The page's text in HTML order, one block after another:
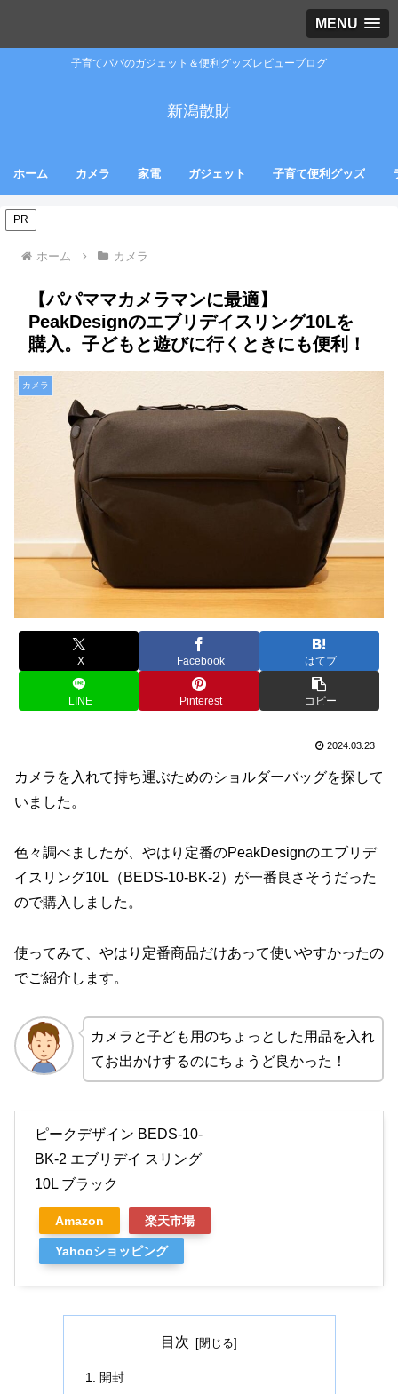
MENU
子育てパパのガジェット＆便利グッズレビューブログ
新潟散財
ホーム カメラ 家電 ガジェット 子育て便利グッズ
PR
ホーム カメラ
【パパママカメラマンに最適】
PeakDesignのエブリデイスリング10Lを
購入。子どもと遊びに行くときにも便利！
カメラ
X Facebook はてブ
LINE Pinterest コピー
2024.03.23
カメラを入れて持ち運ぶためのショルダーバッグを探して
いました。
色々調べましたが、やはり定番のPeakDesignのエブリデ
イスリング10L（BEDS-10-BK-2）が一番良さそうだった
ので購入しました。
使ってみて、やはり定番商品だけあって使いやすかったの
でご紹介します。
カメラと子ども用のちょっとした用品を入れ
てお出かけするのにちょうど良かった！
ピークデザイン BEDS-10-
BK-2 エブリデイ スリング
10L ブラック
Amazon 楽天市場
Yahooショッピング
目次
開封